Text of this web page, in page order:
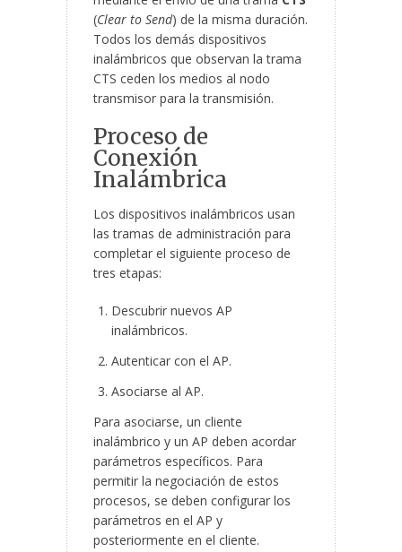
(Clear to Send) de la misma duración.
Todos los demás dispositivos
inalámbricos que observan la trama
CTS ceden los medios al nodo
transmisor para la transmisión.
Proceso de
Conexión
Inalámbrica
Los dispositivos inalámbricos usan
las tramas de administración para
completar el siguiente proceso de
tres etapas:
Descubrir nuevos AP
inalámbricos.
Autenticar con el AP.
Asociarse al AP.
Para asociarse, un cliente
inalámbrico y un AP deben acordar
parámetros específicos. Para
permitir la negociación de estos
procesos, se deben configurar los
parámetros en el AP y
posteriormente en el cliente.